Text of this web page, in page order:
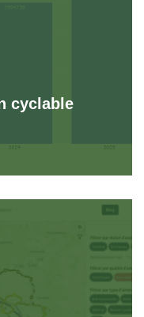
cyclable